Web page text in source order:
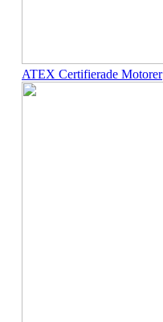
ATEX Certifierade Motorer